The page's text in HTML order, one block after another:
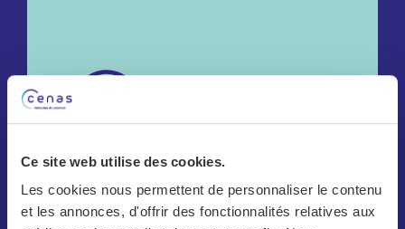
Ce site web utilise des cookies.
Les cookies nous permettent de personnaliser le contenu
et les annonces, d'offrir des fonctionnalités relatives aux
Cenas Chêne-Bourg